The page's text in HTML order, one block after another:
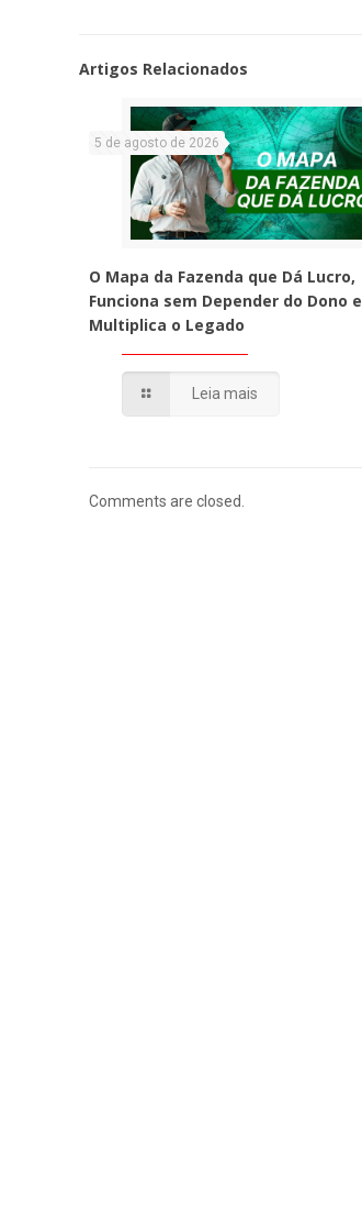
Artigos Relacionados
5 de agosto de 2026
O Mapa da Fazenda que Dá Lucro,
Funciona sem Depender do Dono e
Multiplica o Legado
Leia mais
Comments are closed.